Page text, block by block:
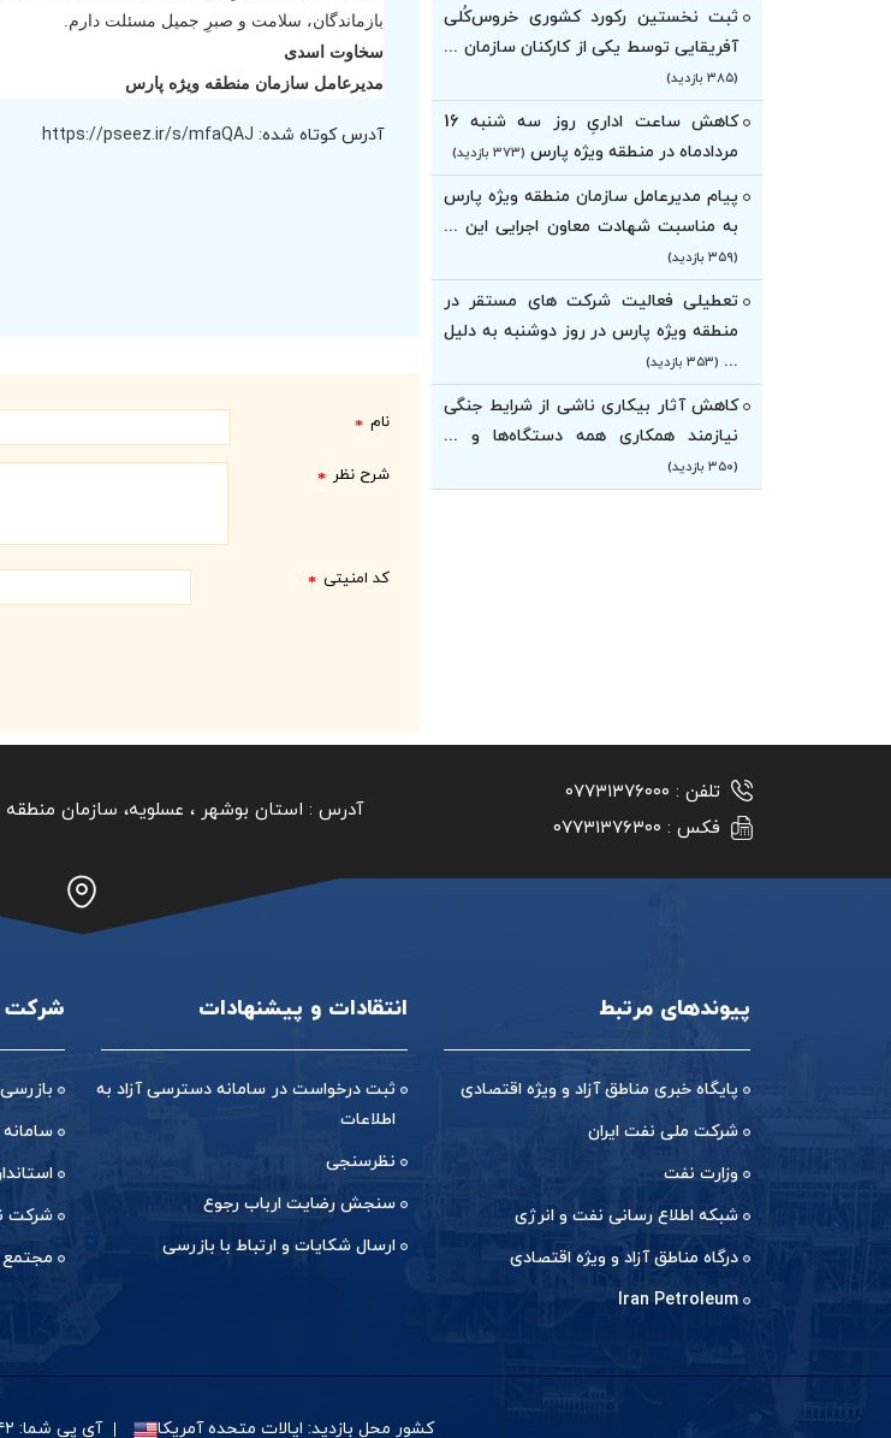
بازماندگان، سلامت و صبرِ جمیل مسئلت دارم.
سخاوت اسدی
مدیرعامل سازمان منطقه ویژه پارس
آدرس کوتاه شده: https://pseez.ir/s/mfaQAJ
نام *
شرح نظر *
کد امنیتی *
ثبت نخستین رکورد کشوری خروس‌کُلی
آفریقایی توسط یکی از کارکنان سازمان ...
(۳۸۵ بازدید)
کاهش ساعت اداریِ روز سه شنبه 16
مردادماه در منطقه ویژه پارس (۳۷۳ بازدید)
پیام مدیرعامل سازمان منطقه ویژه پارس
به مناسبت شهادت معاون اجرایی این ...
(۳۵۹ بازدید)
تعطیلی فعالیت شرکت های مستقر در
منطقه ویژه پارس در روز دوشنبه به دلیل
... (۳۵۳ بازدید)
کاهش آثار بیکاری ناشی از شرایط جنگی
نیازمند همکاری همه دستگاه‌ها و ...
(۳۵۰ بازدید)
تلفن : ۰۷۷۳۱۳۷۶۰۰۰
فکس : ۰۷۷۳۱۳۷۶۳۰۰
آدرس : استان بوشهر ‏، عسلویه، سازمان
پیوندهای مرتبط
پایگاه خبری مناطق آزاد و ویژه اقتصادی
شرکت ملی نفت ایران
وزارت نفت
شبکه اطلاع رسانی نفت و انرژی
درگاه مناطق آزاد و ویژه اقتصادی
Iran Petroleum
انتقادات و پیشنهادات
ثبت درخواست در سامانه دسترسی آزاد به
اطلاعات
نظرسنجی
سنجش رضایت ارباب رجوع
ارسال شکایات و ارتباط با بازرسی
شرکت
شرکت
مجتمع
کشور محل بازدید: ایالات متحده آمریکا آی پی شما: ۲۱۶.۷۳.۲۱۷.۱۴۲